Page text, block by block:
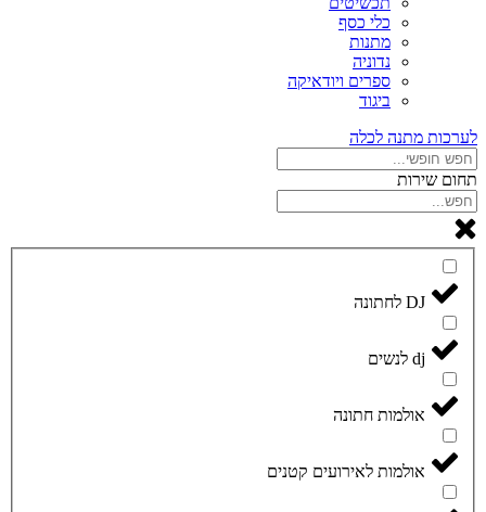
כלי כסף
מתנות
נדוניה
ספרים ויודאיקה
ביגוד
לערכות מתנה לכלה
תחום שירות
DJ לחתונה
dj לנשים
אולמות חתונה
אולמות לאירועים קטנים